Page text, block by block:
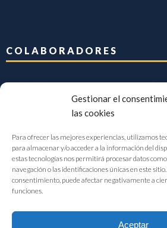
Gestionar el
las cookies
Para ofrecer las mejores experiencias, utilizamos
para almacenar y/o acceder a la información del
estas tecnologías nos permitirá procesar datos
navegación o las identificaciones únicas en este
consentimiento, puede afectar negativamente a
funciones.
Aceptar
COLABORADORES